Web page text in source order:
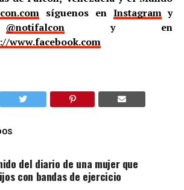
síguenos en Instagramy
@notifalcony en
www.facebook.com
del diario de una mujer que
con bandas de ejercicio